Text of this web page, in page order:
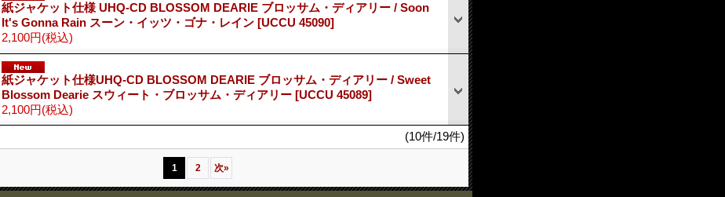
紙ジャケット仕様 UHQ-CD BLOSSOM DEARIE ブロッサム・ディアリー / Soon
It's Gonna Rain スーン・イッツ・ゴナ・レイン [UCCU 45090]
2,100円(税込)
紙ジャケット仕様UHQ-CD BLOSSOM DEARIE ブロッサム・ディアリー / Sweet
Blossom Dearie スウィート・ブロッサム・ディアリー [UCCU 45089]
2,100円(税込)
(10件/19件)
1 2 次»